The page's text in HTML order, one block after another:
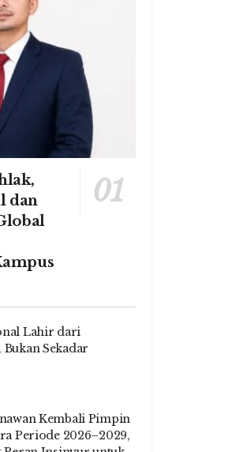
dan
Lahir dari
Sekadar
Kembali Pimpin
Periode 2026–2029,